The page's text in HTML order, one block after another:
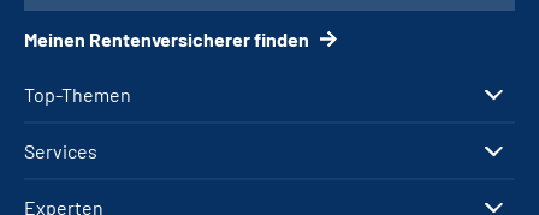
Top-Themen
Services
Experten
Meinen Rentenversicherer finden